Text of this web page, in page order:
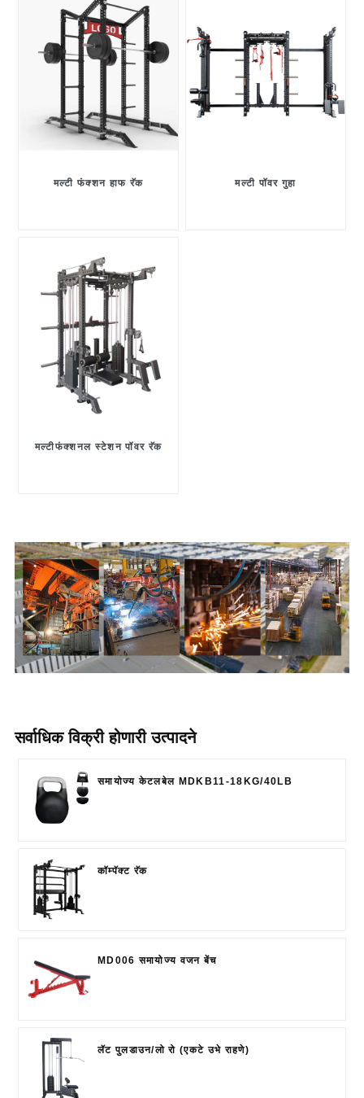
मल्टी फंक्शन हाफ रॅक मल्टी पॉवर गुहा
मल्टीफंक्शनल स्टेशन पॉवर रॅक
सर्वाधिक विक्री होणारी उत्पादने
समायोज्य केटलबेल MDKB11-18KG/40LB
कॉम्पॅक्ट रॅक
MD006 समायोज्य वजन बेंच
लॅट पुलडाउन/लो रो (एकटे उभे राहणे)